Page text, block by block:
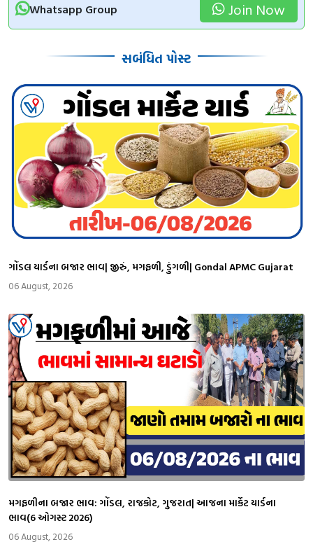
Whatsapp Group Join Now
સબંધિત પોસ્ટ
ગોંડલ યાર્ડના બજાર ભાવ| જીરું, મગફળી, ડુંગળી| Gondal APMC Gujarat
06 August, 2026
મગફળીના બજાર ભાવ: ગોંડલ, રાજકોટ, ગુજરાત| આજના માર્કેટ યાર્ડના
ભાવ(6 ઓગસ્ટ 2026)
06 August, 2026